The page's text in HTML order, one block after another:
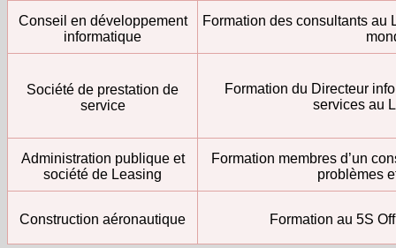
Conseil en développement
informatique
Formation des consultants au
Société de prestation de
service
Formation du Directeur
services au
Administration publique et
société de Leasing
Formation membres d’un
problèmes
Construction aéronautique Formation au 5S